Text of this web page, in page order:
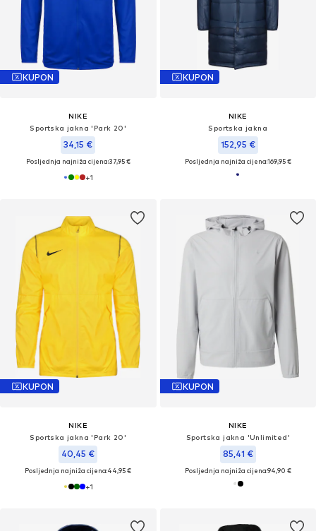
KUPON
NIKE
Sportska jakna 'Park 20'
34,15 €
Posljednja najniža cijena:37,95 €
+1
KUPON
NIKE
Sportska jakna
152,95 €
Posljednja najniža cijena:169,95 €
KUPON
NIKE
Sportska jakna 'Park 20'
40,45 €
Posljednja najniža cijena:44,95 €
+1
KUPON
NIKE
Sportska jakna 'Unlimited'
85,41 €
Posljednja najniža cijena:94,90 €